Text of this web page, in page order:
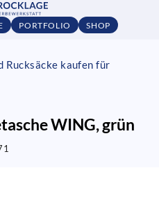
PORTFOLIO SHOP
Rucksäcke kaufen für
WING, grün